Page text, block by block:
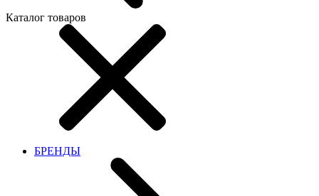
Каталог товаров
БРЕНДЫ